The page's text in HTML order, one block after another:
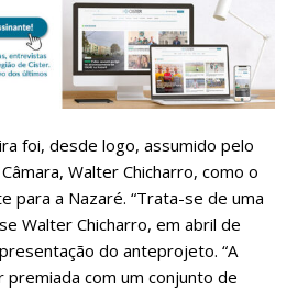
foi, desde logo, assumido pelo
Walter Chicharro, como o
para a Nazaré. “Trata-se de uma
Walter Chicharro, em abril de
do anteprojeto. “A
com um conjunto de